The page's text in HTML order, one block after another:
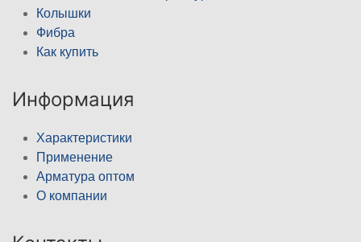
Колышки
Фибра
Как купить
Информация
Характеристики
Применение
Арматура оптом
О компании